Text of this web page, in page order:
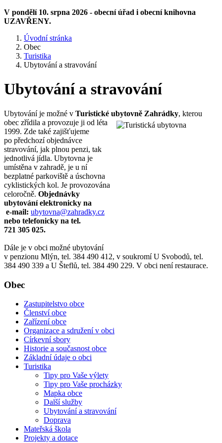
V pondělí 10. srpna 2026 - obecní úřad i obecní knihovna
UZAVŘENY.
Úvodní stránka
Obec
Turistika
Ubytování a stravování
Ubytování a stravování
Ubytování je možné v Turistické ubytovně Zahrádky, kterou
obec zřídila a provozuje ji od léta
1999. Zde také zajišťujeme
po předchozí objednávce
stravování, jak plnou penzi, tak
jednotlivá jídla. Ubytovna je
umístěna v zahradě, je u ní
bezplatné parkoviště a úschovna
cyklistických kol. Je provozována
celoročně. Objednávky
ubytování elektronicky na
e-mail: ubytovna@zahradky.cz
nebo telefonicky na tel.
721 305 025.
Dále je v obci možné ubytování
v penzionu Mlýn, tel. 384 490 412, v soukromí U Svobodů, tel.
384 490 339 a U Šteflů, tel. 384 490 229. V obci není restaurace.
Obec
Zastupitelstvo obce
Členství obce
Zařízení obce
Organizace a sdružení v obci
Církevní sbory
Historie a současnost obce
Základní údaje o obci
Turistika
Tipy pro Vaše výlety
Tipy pro Vaše procházky
Mapka obce
Další služby
Ubytování a stravování
Doprava
Mateřská škola
Projekty a dotace